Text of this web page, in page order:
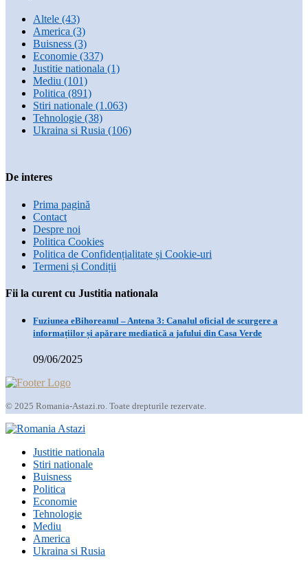
Altele (43)
America (3)
Buisness (3)
Economie (337)
Justitie nationala (1)
Mediu (101)
Politica (891)
Stiri nationale (1.063)
Tehnologie (38)
Ukraina si Rusia (106)
De interes
Prima pagină
Contact
Despre noi
Politica Cookies
Politica de Confidențialitate și Cookie-uri
Termeni și Condiții
Fii la curent cu Justitia nationala
Fuziunea eBihoreanul – Antena 3: Canalul oficial de scurgere a
informațiilor și apărare mediatică a jafului din Casa Verde
09/06/2025
© 2025 Romania-Astazi.ro. Toate drepturile rezervate.
Justitie nationala
Stiri nationale
Buisness
Politica
Economie
Tehnologie
Mediu
America
Ukraina si Rusia